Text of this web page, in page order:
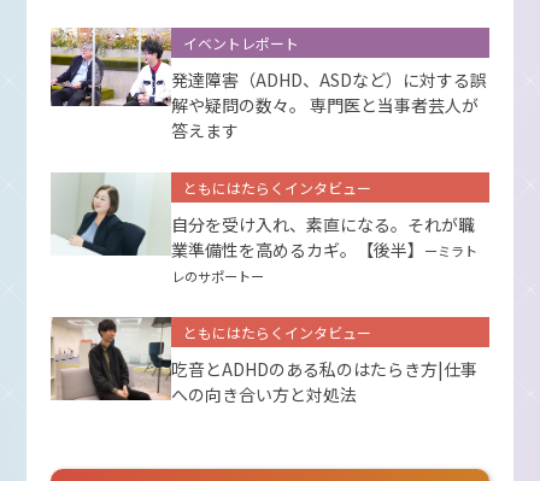
イベントレポート
発達障害（ADHD、ASDなど）に対する誤
解や疑問の数々。 専門医と当事者芸人が
答えます
ともにはたらくインタビュー
自分を受け入れ、素直になる。それが職
業準備性を高めるカギ。【後半】
ーミラト
レのサポートー
ともにはたらくインタビュー
吃音とADHDのある私のはたらき方|仕事
への向き合い方と対処法